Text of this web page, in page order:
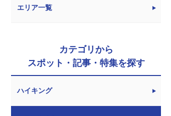
エリア一覧
カテゴリから
スポット・記事・特集を探す
ハイキング